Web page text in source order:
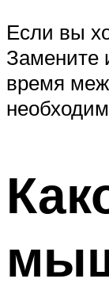
Если вы
Замените
время